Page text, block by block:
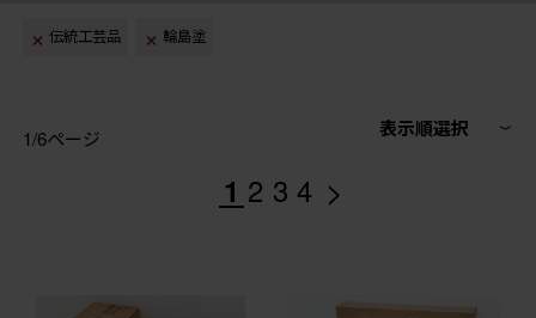
伝統工芸品 輪島塗
1/6ページ 表示順選択
1 2 3 4 >